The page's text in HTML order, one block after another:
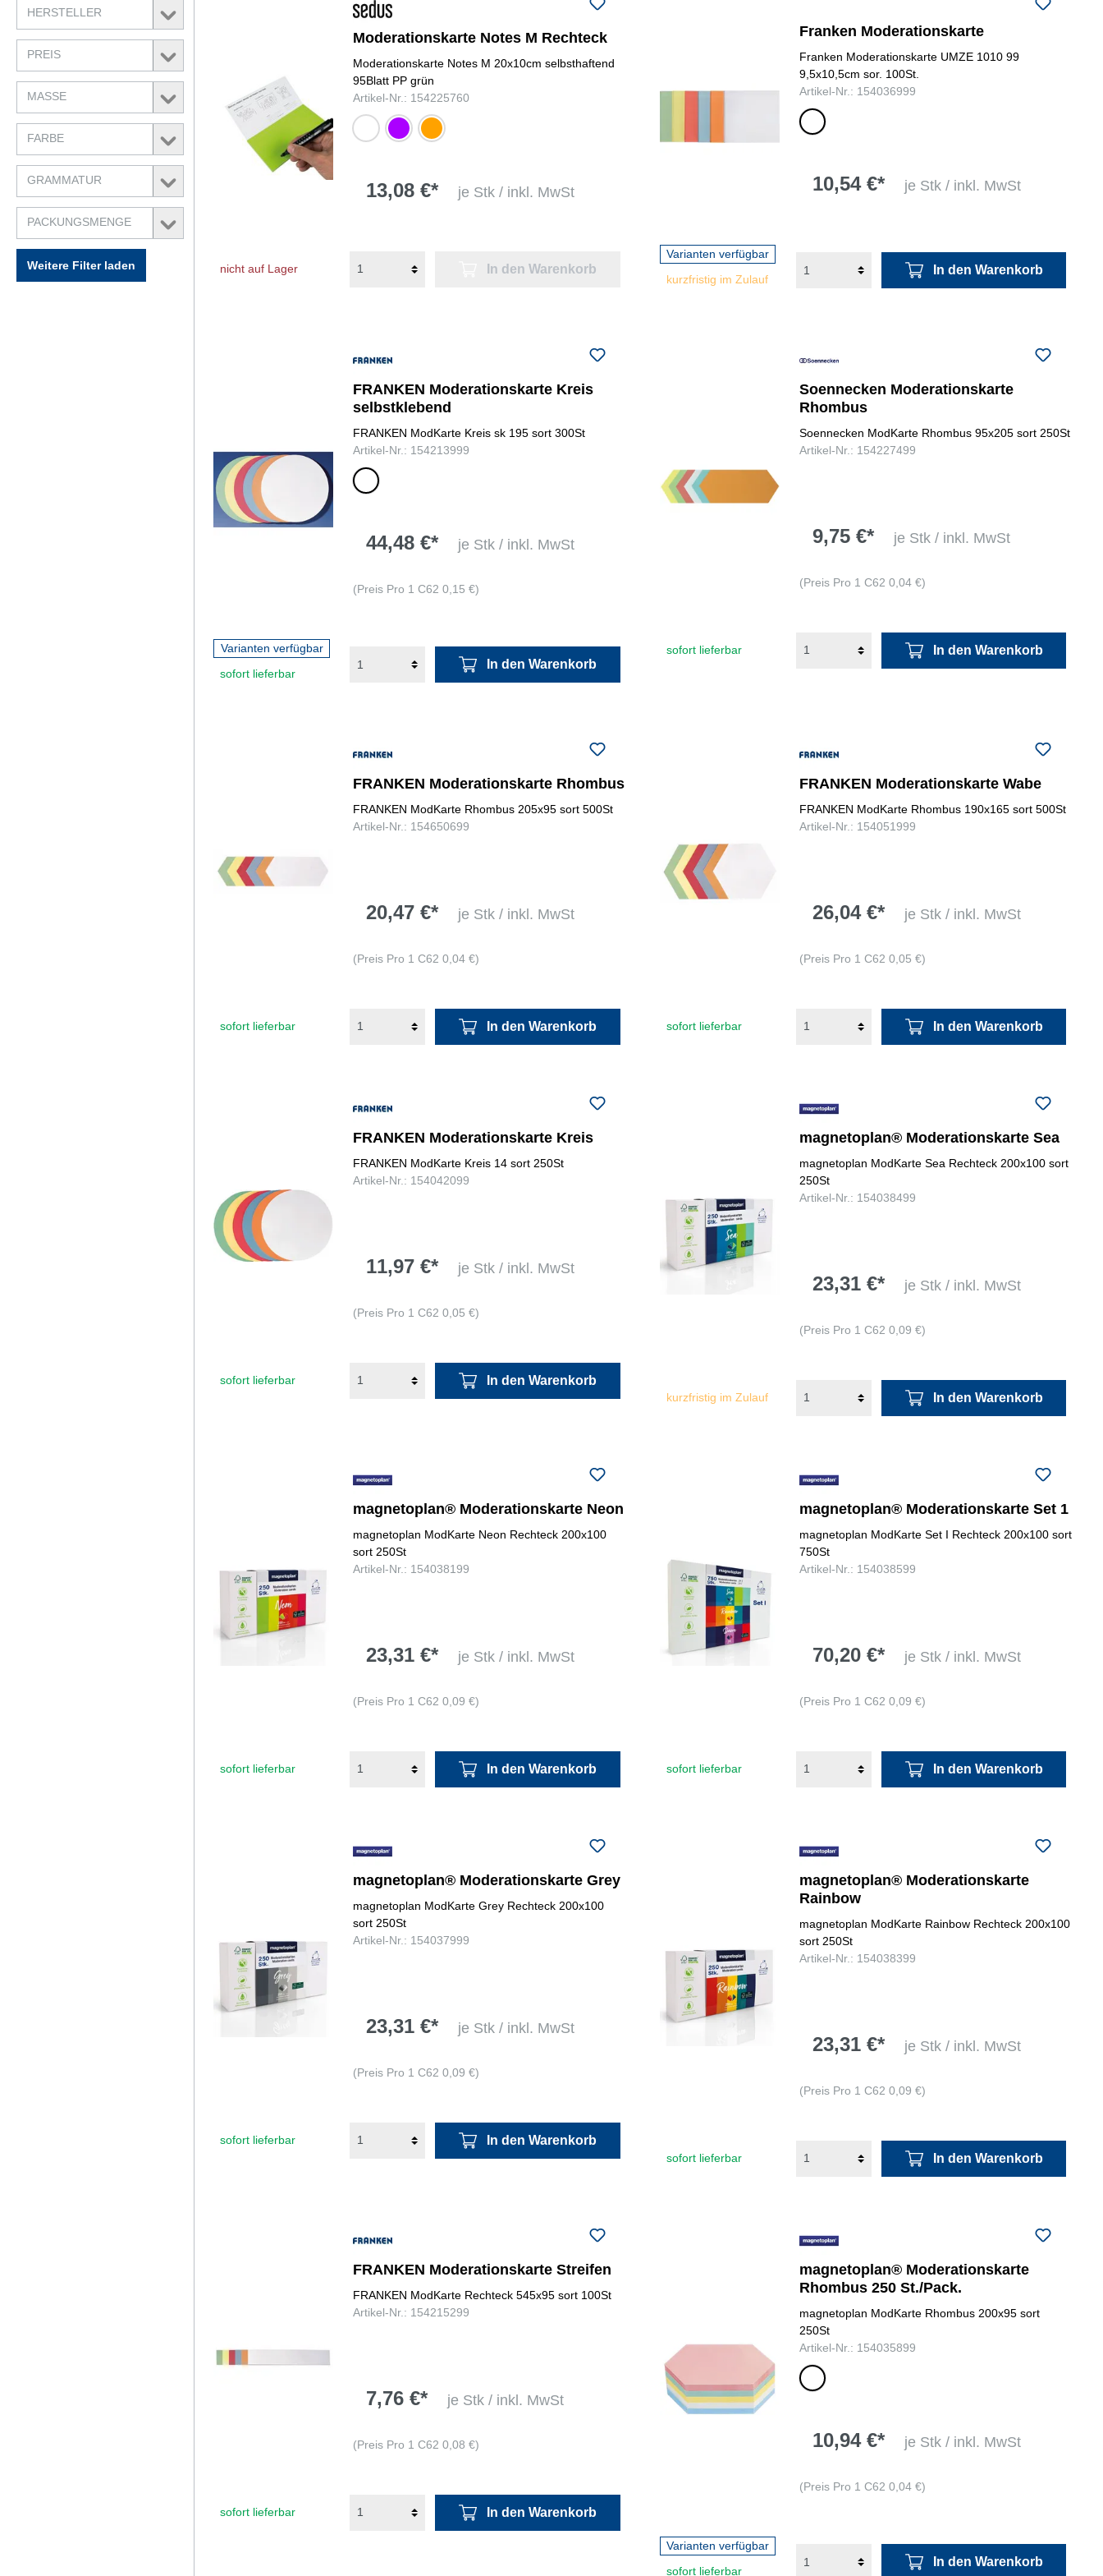
0731 977197-0
HERSTELLER
PREIS
MASSE
FARBE
GRAMMATUR
PACKUNGSMENGE
Weitere Filter laden
Moderationskarte Notes M Rechteck
Moderationskarte Notes M 20x10cm selbsthaftend
95Blatt PP grün
Artikel-Nr.: 154225760
weiß orange
13,08 €* je Stk / inkl. MwSt
nicht auf Lager In den Warenkorb
Franken Moderationskarte
Franken Moderationskarte UMZE 1010 99
9,5x10,5cm sor. 100St.
Artikel-Nr.: 154036999
farbig
sortiert
10,54 €* je Stk / inkl. MwSt
Varianten verfügbar
kurzfristig im Zulauf
In den Warenkorb
FRANKEN Moderationskarte Kreis
selbstklebend
FRANKEN ModKarte Kreis sk 195 sort 300St
Artikel-Nr.: 154213999
farbig
sortiert
44,48 €* je Stk / inkl. MwSt
(Preis Pro 1 C62 0,15 €)
Varianten verfügbar
sofort lieferbar
In den Warenkorb
Soennecken Moderationskarte
Rhombus
Soennecken ModKarte Rhombus 95x205 sort 250St
Artikel-Nr.: 154227499
9,75 €* je Stk / inkl. MwSt
(Preis Pro 1 C62 0,04 €)
sofort lieferbar In den Warenkorb
FRANKEN Moderationskarte Rhombus
FRANKEN ModKarte Rhombus 205x95 sort 500St
Artikel-Nr.: 154650699
20,47 €* je Stk / inkl. MwSt
(Preis Pro 1 C62 0,04 €)
sofort lieferbar In den Warenkorb
FRANKEN Moderationskarte Wabe
FRANKEN ModKarte Rhombus 190x165 sort 500St
Artikel-Nr.: 154051999
26,04 €* je Stk / inkl. MwSt
(Preis Pro 1 C62 0,05 €)
sofort lieferbar In den Warenkorb
FRANKEN Moderationskarte Kreis
FRANKEN ModKarte Kreis 14 sort 250St
Artikel-Nr.: 154042099
11,97 €* je Stk / inkl. MwSt
(Preis Pro 1 C62 0,05 €)
sofort lieferbar In den Warenkorb
magnetoplan® Moderationskarte Sea
magnetoplan ModKarte Sea Rechteck 200x100 sort
250St
Artikel-Nr.: 154038499
23,31 €* je Stk / inkl. MwSt
(Preis Pro 1 C62 0,09 €)
kurzfristig im Zulauf In den Warenkorb
magnetoplan® Moderationskarte Neon
magnetoplan ModKarte Neon Rechteck 200x100
sort 250St
Artikel-Nr.: 154038199
23,31 €* je Stk / inkl. MwSt
(Preis Pro 1 C62 0,09 €)
sofort lieferbar In den Warenkorb
magnetoplan® Moderationskarte Set 1
magnetoplan ModKarte Set I Rechteck 200x100 sort
750St
Artikel-Nr.: 154038599
70,20 €* je Stk / inkl. MwSt
(Preis Pro 1 C62 0,09 €)
sofort lieferbar In den Warenkorb
magnetoplan® Moderationskarte Grey
magnetoplan ModKarte Grey Rechteck 200x100
sort 250St
Artikel-Nr.: 154037999
23,31 €* je Stk / inkl. MwSt
(Preis Pro 1 C62 0,09 €)
sofort lieferbar In den Warenkorb
magnetoplan® Moderationskarte
Rainbow
magnetoplan ModKarte Rainbow Rechteck 200x100
sort 250St
Artikel-Nr.: 154038399
23,31 €* je Stk / inkl. MwSt
(Preis Pro 1 C62 0,09 €)
sofort lieferbar In den Warenkorb
FRANKEN Moderationskarte Streifen
FRANKEN ModKarte Rechteck 545x95 sort 100St
Artikel-Nr.: 154215299
7,76 €* je Stk / inkl. MwSt
(Preis Pro 1 C62 0,08 €)
sofort lieferbar In den Warenkorb
magnetoplan® Moderationskarte
Rhombus 250 St./Pack.
magnetoplan ModKarte Rhombus 200x95 sort
250St
Artikel-Nr.: 154035899
farbig
sortiert
10,94 €* je Stk / inkl. MwSt
(Preis Pro 1 C62 0,04 €)
Varianten verfügbar
sofort lieferbar
In den Warenkorb